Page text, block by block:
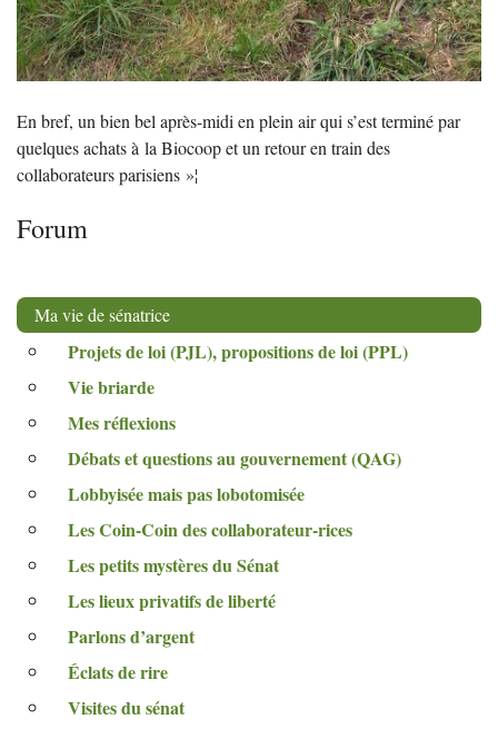
En bref, un bien bel après-midi en plein air qui s’est terminé par
quelques achats à la Biocoop et un retour en train des
collaborateurs parisiens »¦
Forum
Ma vie de sénatrice
Projets de loi (PJL), propositions de loi (PPL)
Vie briarde
Mes réflexions
Débats et questions au gouvernement (QAG)
Lobbyisée mais pas lobotomisée
Les Coin-Coin des collaborateur-rices
Les petits mystères du Sénat
Les lieux privatifs de liberté
Parlons d’argent
Éclats de rire
Visites du sénat